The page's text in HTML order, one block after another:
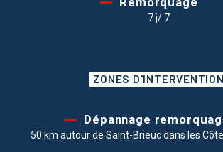
7 j/ 7
ZONES D'INTERVENTION
Dépannage
50 km autour de Saint-Brieuc dans les